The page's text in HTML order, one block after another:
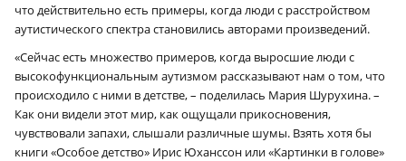
что действительно есть примеры, когда люди с расстройством
аутистического спектра становились авторами произведений.
«Сейчас есть множество примеров, когда выросшие люди с
высокофункциональным аутизмом рассказывают нам о том, что
происходило с ними в детстве, – поделилась Мария Шурухина. –
Как они видели этот мир, как ощущали прикосновения,
чувствовали запахи, слышали различные шумы. Взять хотя бы
книги «Особое детство» Ирис Юханссон или «Картинки в голове»